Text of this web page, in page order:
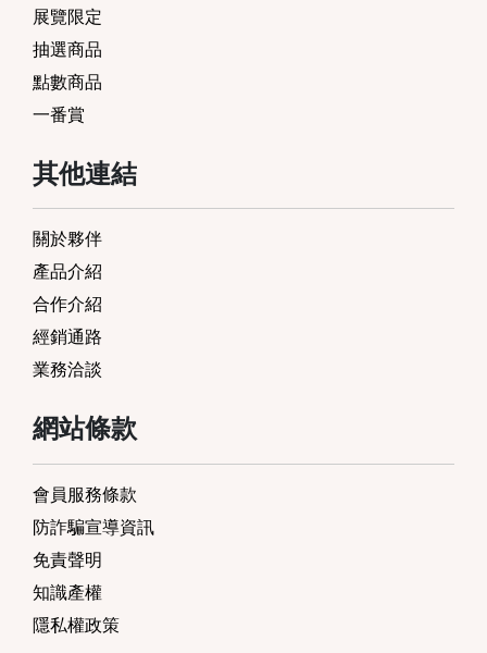
展覽限定
抽選商品
點數商品
一番賞
其他連結
關於夥伴
產品介紹
合作介紹
經銷通路
業務洽談
網站條款
會員服務條款
防詐騙宣導資訊
免責聲明
知識產權
隱私權政策